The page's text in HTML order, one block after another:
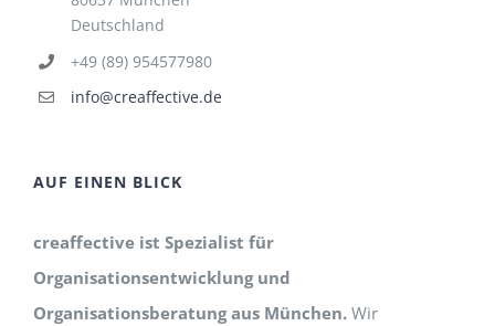
Deutschland
+49 (89) 954577980
info@creaffective.de
AUF EINEN BLICK
creaffective ist Spezialist für
Organisationsentwicklung und
Organisationsberatung aus München. Wir